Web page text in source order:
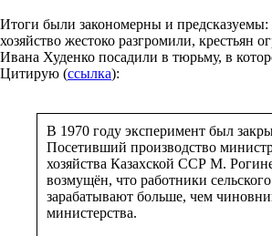
Итоги были закономерны и предсказуемы:
хозяйство жестоко разгромили, крестьян
Ивана Худенко посадили в тюрьму, в
Цитирую (ссылка):
В 1970 году эксперимент был
Посетивший производство министр
хозяйства Казахской ССР М.
возмущён, что работники сельского
зарабатывают больше, чем
министерства.